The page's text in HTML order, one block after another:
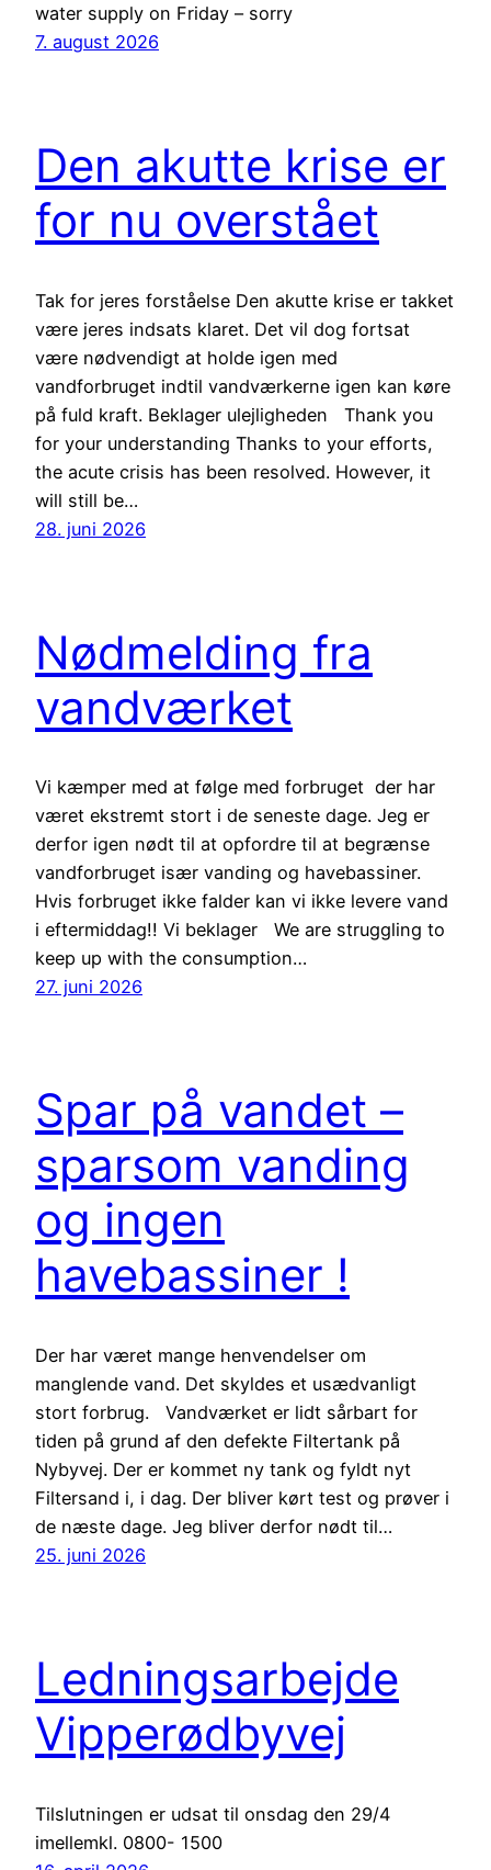
water supply on Friday – sorry
7. august 2026
Den akutte krise er
for nu overstået
Tak for jeres forståelse Den akutte krise er takket
være jeres indsats klaret. Det vil dog fortsat
være nødvendigt at holde igen med
vandforbruget indtil vandværkerne igen kan køre
på fuld kraft. Beklager ulejligheden Thank you
for your understanding Thanks to your efforts,
the acute crisis has been resolved. However, it
will still be…
28. juni 2026
Nødmelding fra
vandværket
Vi kæmper med at følge med forbruget der har
været ekstremt stort i de seneste dage. Jeg er
derfor igen nødt til at opfordre til at begrænse
vandforbruget især vanding og havebassiner.
Hvis forbruget ikke falder kan vi ikke levere vand
i eftermiddag!! Vi beklager We are struggling to
keep up with the consumption…
27. juni 2026
Spar på vandet –
sparsom vanding
og ingen
havebassiner !
Der har været mange henvendelser om
manglende vand. Det skyldes et usædvanligt
stort forbrug. Vandværket er lidt sårbart for
tiden på grund af den defekte Filtertank på
Nybyvej. Der er kommet ny tank og fyldt nyt
Filtersand i, i dag. Der bliver kørt test og prøver i
de næste dage. Jeg bliver derfor nødt til…
25. juni 2026
Ledningsarbejde
Vipperødbyvej
Tilslutningen er udsat til onsdag den 29/4
imellemkl. 0800- 1500